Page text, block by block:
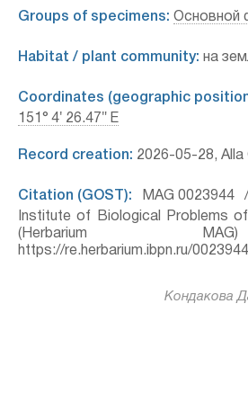
Groups of specimens: Основной
Habitat / plant community: на
Coordinates (geographic
151° 4′ 26.47″ E
Record creation: 2026-05-28, Alla
Citation (GOST): MAG
Institute of Biological Problems
(Herbarium
https://re.herbarium.ibpn.ru/
Кондакова